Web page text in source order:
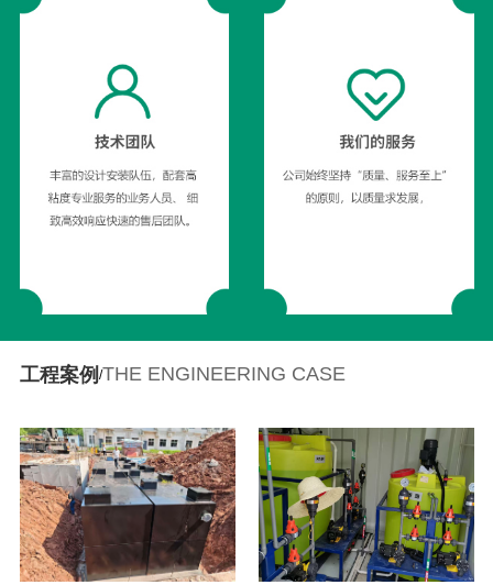
工程案例 /THE ENGINEERING CASE